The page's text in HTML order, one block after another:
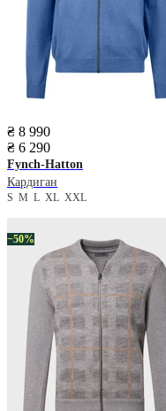
₴ 8 990
₴ 6 290
Fynch-Hatton
Кардиган
S M L XL XXL
−50%